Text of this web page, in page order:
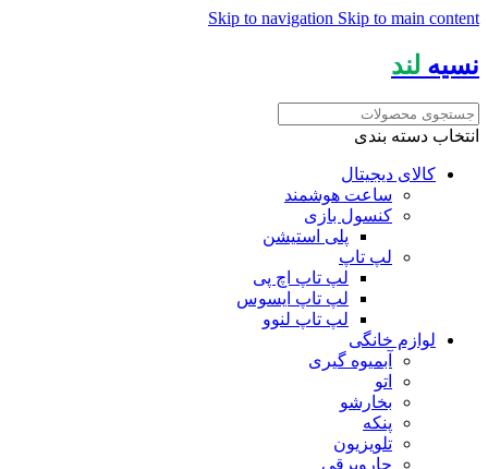
Skip to navigation Skip to main content
نسیه لند
انتخاب دسته بندی
کالای دیجیتال
ساعت هوشمند
کنسول بازی
پلی استیشن
لپ تاپ
لپ تاپ اچ پی
لپ تاپ ایسوس
لپ تاپ لنوو
لوازم خانگی
آبمیوه گیری
اتو
بخارشو
پنکه
تلویزیون
جاروبرقی